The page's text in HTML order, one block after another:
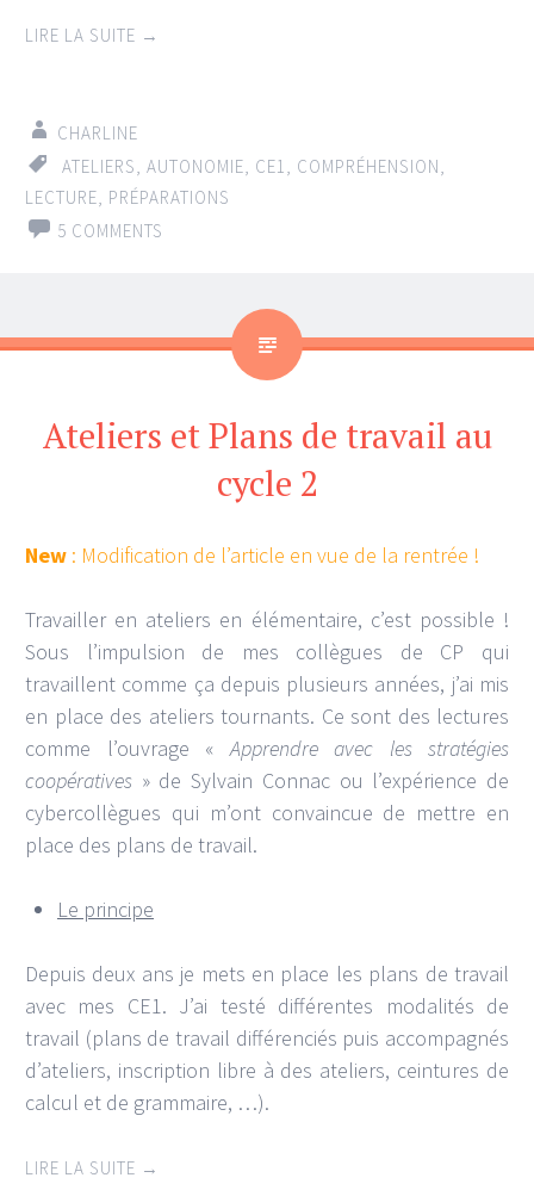
LIRE LA SUITE →
CHARLINE
ATELIERS, AUTONOMIE, CE1, COMPRÉHENSION,
LECTURE, PRÉPARATIONS
5 COMMENTS
Ateliers et Plans de travail au
cycle 2
New : Modification de l’article en vue de la rentrée !
Travailler en ateliers en élémentaire, c’est possible !
Sous l’impulsion de mes collègues de CP qui
travaillent comme ça depuis plusieurs années, j’ai mis
en place des ateliers tournants. Ce sont des lectures
comme l’ouvrage «Apprendre avec les stratégies
coopératives » de Sylvain Connac ou l’expérience de
cybercollègues qui m’ont convaincue de mettre en
place des plans de travail.
Le principe
Depuis deux ans je mets en place les plans de travail
avec mes CE1. J’ai testé différentes modalités de
travail (plans de travail différenciés puis accompagnés
d’ateliers, inscription libre à des ateliers, ceintures de
calcul et de grammaire, …).
LIRE LA SUITE →